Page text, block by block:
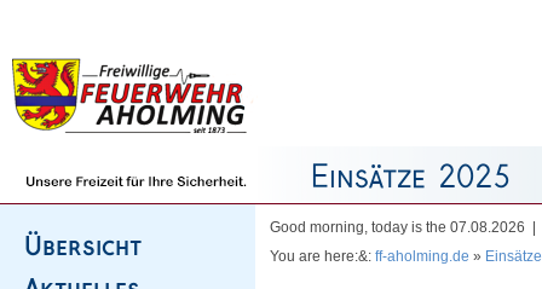
Good morning, today is the 07.08.2026 |
You are here:&: ff-aholming.de » Einsätze